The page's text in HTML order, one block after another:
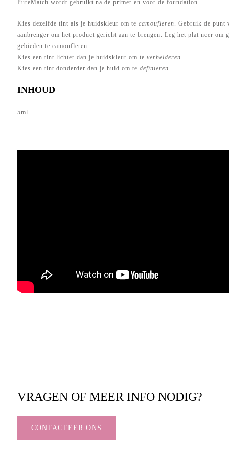
PureMatch wordt gebruikt na de primer en voor de foundation.
Kies dezelfde tint als je huidskleur om tecamoufleren
. Gebruik de punt
aanbrenger om het product gericht aan te brengen. Leg het plat neer om
gebieden te camoufleren.
Kies een tint lichter dan je huidskleur om te verhelderen
Kies een tint donderder dan je huid om tedefiniëren.
INHOUD
5ml
VRAGEN OF MEER INFO NODIG?
CONTACTEER ONS